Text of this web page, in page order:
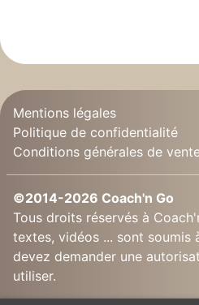
Mentions légales
Politique de confidentialité
Conditions générales de
©2014-2026 Coach'n Go
Tous droits réservés à
textes, vidéos ... sont soumis
devez demander une
utiliser.